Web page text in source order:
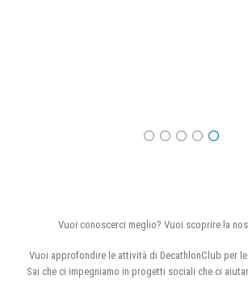
Vuoi conoscerci meglio? Vuoi scoprire la
Vuoi approfondire le attività di DecathlonClub per
Sai che ci impegniamo in progetti sociali che ci